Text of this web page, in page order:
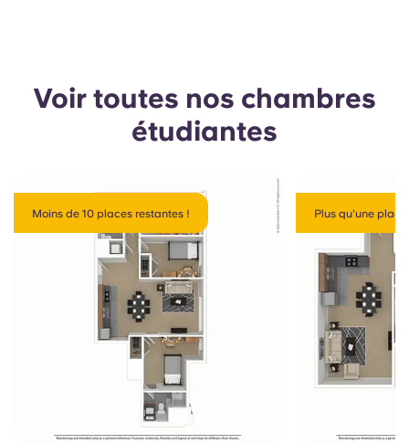
Voir toutes nos chambres
étudiantes
Moins de 10 places restantes ! Plus qu'une